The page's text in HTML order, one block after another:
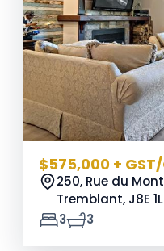
$575,000 + GST/
250, Rue du
Tremblant, J8E
3
3